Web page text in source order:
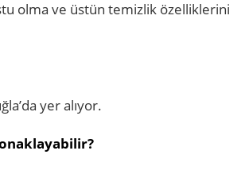
olma ve üstün temizlik özelliklerini
yer alıyor.